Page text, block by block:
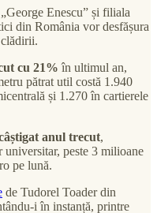
Enescu” și filiala
din România vor desfășura
cu 21% în ultimul an,
pătrat util costă 1.940
și 1.270 în cartierele
anul trecut,
universitar, peste 3 milioane
pe lună.
de Tudorel Toader din
i în instanță, printre